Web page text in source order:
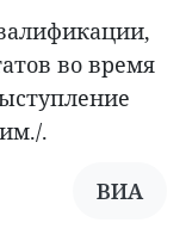
во время
.
ВИА